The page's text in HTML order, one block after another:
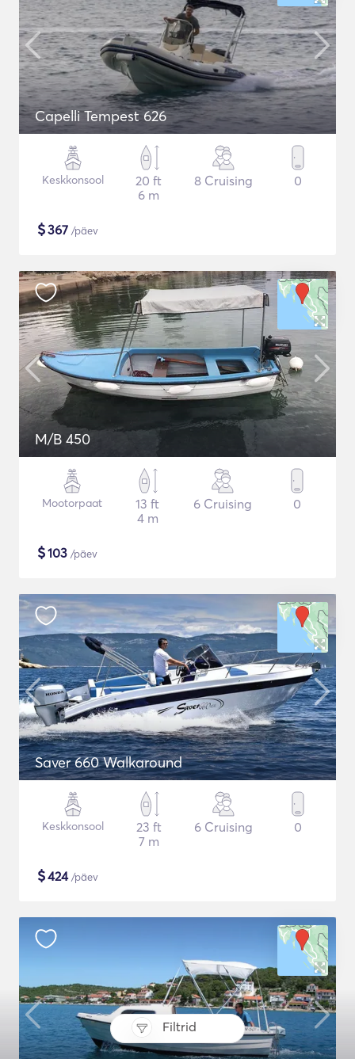
Filtrid
Capelli Tempest 626
Keskkonsool
20 ft
6 m
8 Cruising 0
$367 /päev
M/B 450
Mootorpaat
13 ft
4 m
6 Cruising 0
$103 /päev
Saver 660 Walkaround
Keskkonsool
23 ft
7 m
6 Cruising 0
$424/päev